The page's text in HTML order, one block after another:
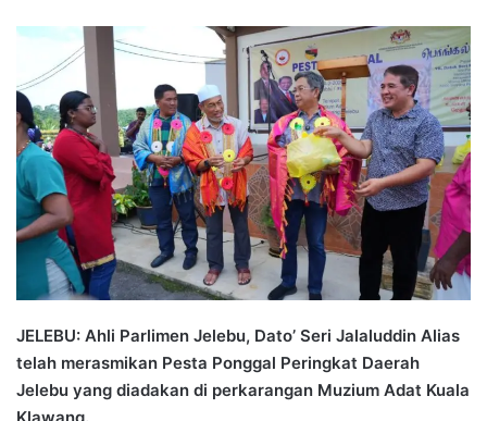
n
e
m
a
i
JELEBU: Ahli Parlimen Jelebu, Dato’ Seri Jalaluddin Alias
telah merasmikan Pesta Ponggal Peringkat Daerah
Jelebu yang diadakan di perkarangan Muzium Adat Kuala
Klawang.